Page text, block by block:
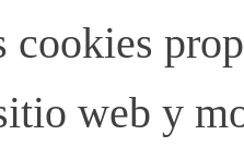
web y